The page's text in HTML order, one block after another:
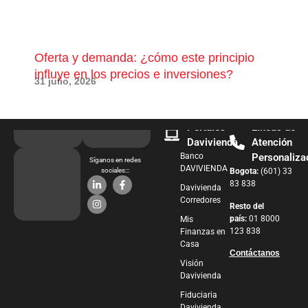
Oferta y demanda: ¿cómo este principio
influye en los precios e inversiones?
31 julio, 2026
Síganos en redes
sociales:::
Portales
Davivienda
Banco
DAVIVIENDA
Davivienda
Corredores
Mis
Finanzas en
Casa
Visión
Davivienda
Fiduciaria
Líneas de
Atención
Bogota: (601) 33
83 838
Resto del
país: 01 8000
123 838
Contáctanos